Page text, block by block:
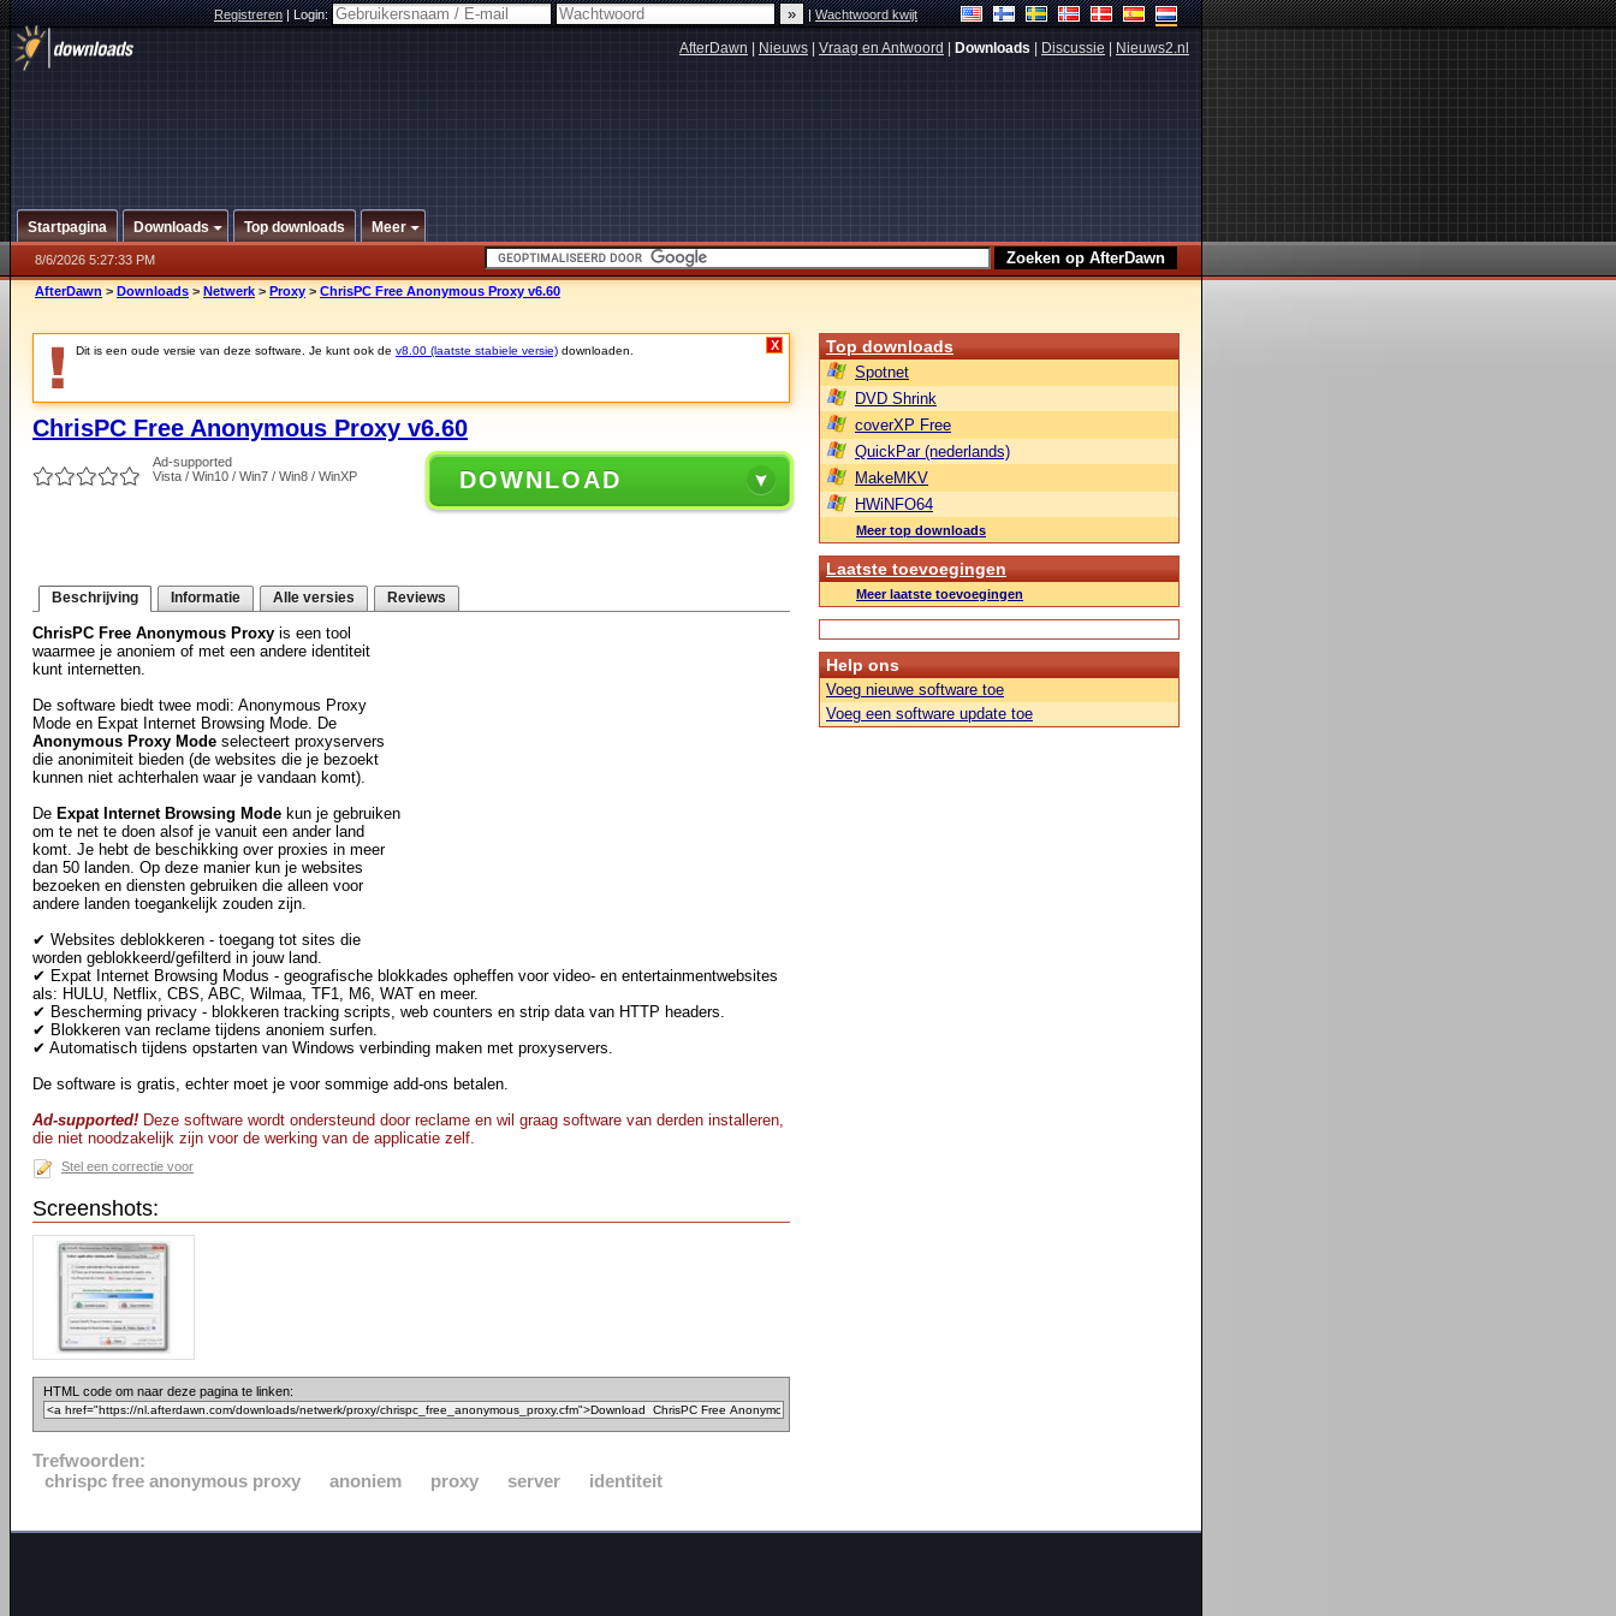
Registreren|Login: |Wachtwoord kwijt
AfterDawn Nieuws Vraag en Antwoord Downloads Discussie Nieuws2.nl
Startpagina Downloads Top downloads Meer
8/6/2026 5:27:33 PM
AfterDawn > Downloads > Netwerk > Proxy > ChrisPC Free Anonymous Proxy v6.60
Dit is een oude versie van deze software. Je kunt ook de v8.00 (laatste stabiele versie) downloaden. X
ChrisPC Free Anonymous Proxy v6.60
Ad-supported
Vista / Win10 / Win7 / Win8 / WinXP
DOWNLOAD
Beschrijving Informatie Alle versies Reviews
ChrisPC Free Anonymous Proxy is een tool
waarmee je anoniem of met een andere identiteit
kunt internetten.
De software biedt twee modi: Anonymous Proxy
Mode en Expat Internet Browsing Mode. De
Anonymous Proxy Mode selecteert proxyservers
die anonimiteit bieden (de websites die je bezoekt
kunnen niet achterhalen waar je vandaan komt).
De Expat Internet Browsing Mode kun je gebruiken
om te net te doen alsof je vanuit een ander land
komt. Je hebt de beschikking over proxies in meer
dan 50 landen. Op deze manier kun je websites
bezoeken en diensten gebruiken die alleen voor
andere landen toegankelijk zouden zijn.
✔ Websites deblokkeren - toegang tot sites die
worden geblokkeerd/gefilterd in jouw land.
✔ Expat Internet Browsing Modus - geografische blokkades opheffen voor video- en entertainmentwebsites
als: HULU, Netflix, CBS, ABC, Wilmaa, TF1, M6, WAT en meer.
✔ Bescherming privacy - blokkeren tracking scripts, web counters en strip data van HTTP headers.
✔ Blokkeren van reclame tijdens anoniem surfen.
✔ Automatisch tijdens opstarten van Windows verbinding maken met proxyservers.
De software is gratis, echter moet je voor sommige add-ons betalen.
Ad-supported! Deze software wordt ondersteund door reclame en wil graag software van derden installeren,
die niet noodzakelijk zijn voor de werking van de applicatie zelf.
Stel een correctie voor
Screenshots:
HTML code om naar deze pagina te linken:
Trefwoorden:
chrispc free anonymous proxy
anoniem proxy server identiteit
Top downloads
Spotnet
DVD Shrink
coverXP Free
QuickPar (nederlands)
MakeMKV
HWiNFO64
Meer top downloads
Laatste toevoegingen
Meer laatste toevoegingen
Help ons
Voeg nieuwe software toe
Voeg een software update toe